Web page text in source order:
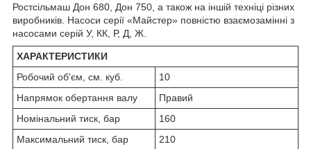
Ростсільмаш Дон 680, Дон 750, а також на іншій техніці різних
виробників. Насоси серії «Майстер» повністю взаємозамінні з
насосами серій У, КК, Р, Д, Ж.
ХАРАКТЕРИСТИКИ
Робочий об'єм, см. куб.
10
Напрямок обертання валу
Правий
Номінальний тиск, бар
160
Максимальний тиск, бар
210